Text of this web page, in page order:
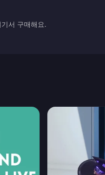
서 구매해요.